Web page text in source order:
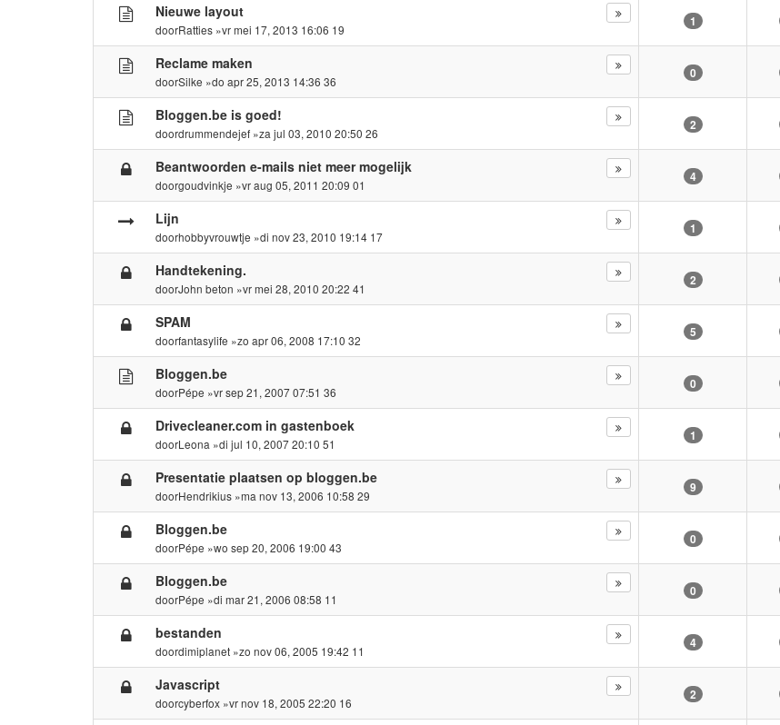
Nieuwe layout
doorRatties »vr mei 17, 2013 16:06 19
1
Reclame maken
doorSilke »do apr 25, 2013 14:36 36
0
Bloggen.be is goed!
doordrummendejef »za jul 03, 2010 20:50 26
2
Beantwoorden e-mails niet meer mogelijk
doorgoudvinkje »vr aug 05, 2011 20:09 01
4
Lijn
doorhobbyvrouwtje »di nov 23, 2010 19:14 17
1
Handtekening.
doorJohn beton »vr mei 28, 2010 20:22 41
2
SPAM
doorfantasylife »zo apr 06, 2008 17:10 32
5
Bloggen.be
doorPépe »vr sep 21, 2007 07:51 36
0
Drivecleaner.com in gastenboek
doorLeona »di jul 10, 2007 20:10 51
1
Presentatie plaatsen op bloggen.be
doorHendrikius »ma nov 13, 2006 10:58 29
9
Bloggen.be
doorPépe »wo sep 20, 2006 19:00 43
0
Bloggen.be
doorPépe »di mar 21, 2006 08:58 11
0
bestanden
doordimiplanet »zo nov 06, 2005 19:42 11
4
Javascript
doorcyberfox »vr nov 18, 2005 22:20 16
2